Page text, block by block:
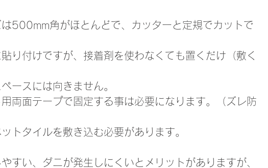
500mm角がほとんどで、カッターと定規でカットで
り付けですが、接着剤を使わなくても置くだけ（敷く
ースには向きません。
両面テープで固定する事は必要になります。（ズレ防
トタイルを敷き込む必要があります。
すい、ダニが発生しにくいとメリットがありますが、